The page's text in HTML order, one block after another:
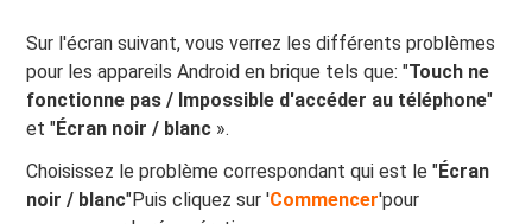
Sur l'écran suivant, vous verrez les différents problèmes
pour les appareils Android en brique tels que: "Touch ne
fonctionne pas / Impossible d'accéder au téléphone"
et "Écran noir / blanc ».
Choisissez le problème correspondant qui est le "Écran
noir / blanc"Puis cliquez sur 'Commencer'pour